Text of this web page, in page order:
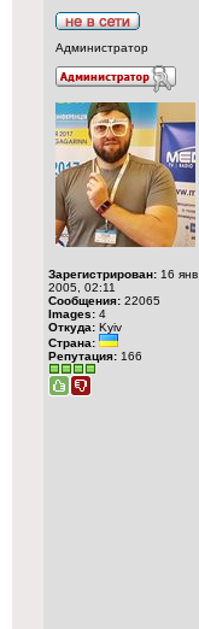
Администратор
Зарегистрирован: 16 янв
2005, 02:11
Сообщения: 22065
Images: 4
Откуда: Kyiv
Страна:
Репутация: 166